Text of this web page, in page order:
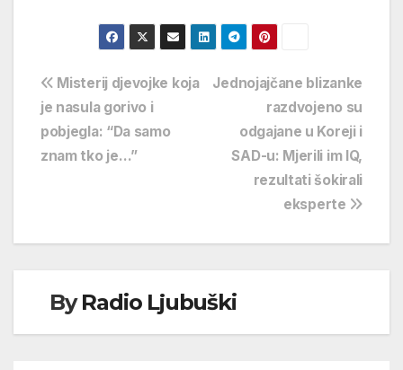
Navigacija
objava
Jednojajčane blizanke
razdvojeno su
odgajane u Koreji i
SAD-u: Mjerili im IQ,
rezultati šokirali
eksperte
Misterij djevojke koja
je nasula gorivo i
pobjegla: “Da samo
znam tko je…”
ByRadio Ljubuški